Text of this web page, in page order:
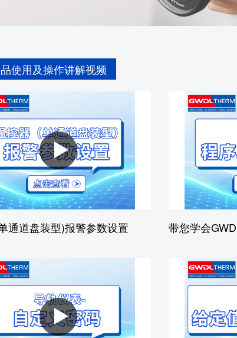
使用及操作讲解视频
通道盘装型)报警参数设置 带您学会